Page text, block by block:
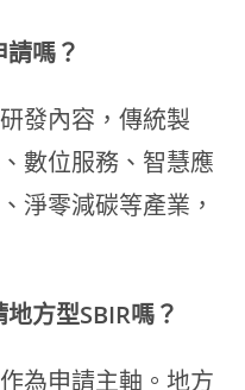
嗎？
發內容，傳統製
數位服務、智慧應
淨零減碳等產業，
方型SBIR嗎？
為申請主軸。地方